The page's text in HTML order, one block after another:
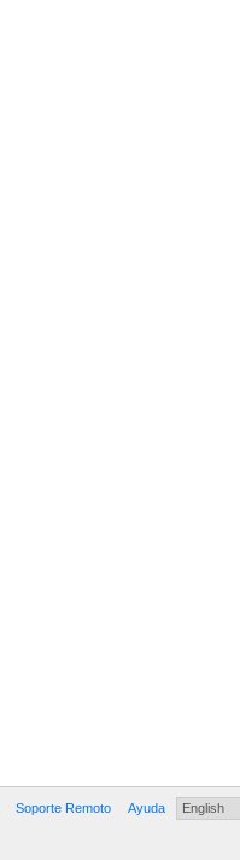
Soporte Remoto Ayuda